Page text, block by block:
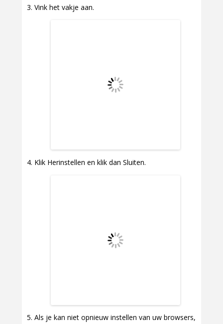
Vink het vakje aan.
Klik Herinstellen en klik dan Sluiten.
Als je kan niet opnieuw instellen van uw browsers,